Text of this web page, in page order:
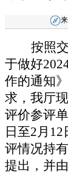
按照
于做好
作的通知
求，我厅
评价参评
日至2月
评情况持
提出，并